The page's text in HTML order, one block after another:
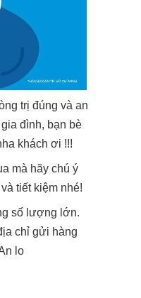
trị đúng và an
đình, bạn bè
khách ơi !!!
mà hãy chú ý
tiết kiệm nhé!
số lượng lớn.
chỉ gửi hàng
lo